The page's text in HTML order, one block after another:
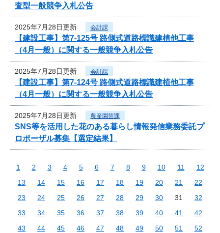
査型一般競争入札公告
2025年7月28日更新 会計課
【建設工事】第7-125号 路側式道路標識建植他工事
（4月一般）に関する一般競争入札公告
2025年7月28日更新 会計課
【建設工事】第7-124号 路側式道路標識建植他工事
（4月一般）に関する一般競争入札公告
2025年7月28日更新 農産園芸課
SNS等を活用した花のある暮らし情報発信業務委託プ
ロポーザル募集【選定結果】
1 2 3 4 5 6 7 8 9 10 11
12
13
14 15 16 17 18 19 20 21
22
23
24 25 26 27 28 29 30 31
32
33
34 35 36 37 38 39 40 41
42
43
44 45 46 47 48 49 50 51
52